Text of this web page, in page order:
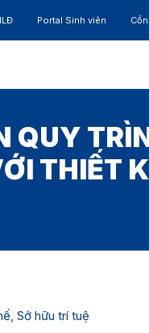
Portal Sinh viên
QUY
THIẾT
, Sở hữu trí tuệ